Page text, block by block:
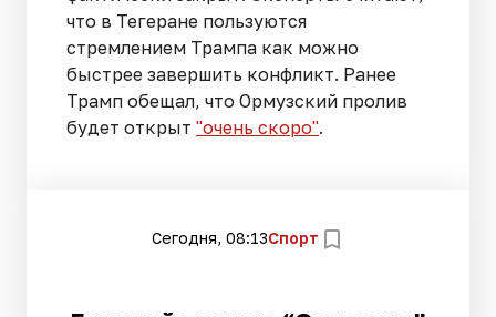
что в Тегеране пользуются
стремлением Трампа как можно
быстрее завершить конфликт. Ранее
Трамп обещал, что Ормузский пролив
будет открыт "очень скоро".
Сегодня, 08:13Спорт